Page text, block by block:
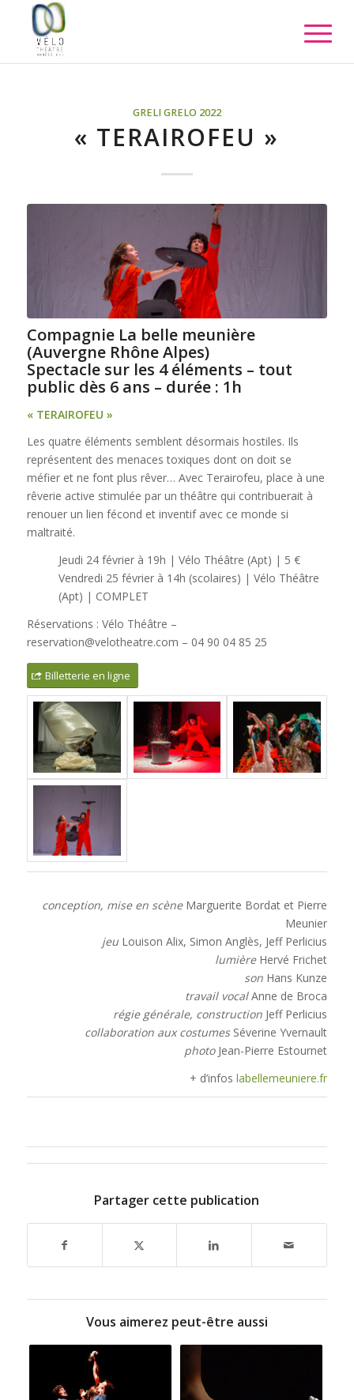
GRELI GRELO 2022
« TERAIROFEU »
Compagnie La belle meunière
(Auvergne Rhône Alpes)
Spectacle sur les 4 éléments – tout
public dès 6 ans – durée : 1h
« TERAIROFEU »
Les quatre éléments semblent désormais hostiles. Ils
représentent des menaces toxiques dont on doit se
méfier et ne font plus rêver… Avec Terairofeu, place à une
rêverie active stimulée par un théâtre qui contribuerait à
renouer un lien fécond et inventif avec ce monde si
maltraité.
Jeudi 24 février à 19h | Vélo Théâtre (Apt) | 5 €
Vendredi 25 février à 14h (scolaires) | Vélo Théâtre
(Apt) | COMPLET
Réservations : Vélo Théâtre –
reservation@velotheatre.com – 04 90 04 85 25
Billetterie en ligne
conception, mise en scèneMarguerite Bordat et Pierre
Meunier
jeu Louison Alix, Simon Anglès, Jeff Perlicius
lumièreHervé Frichet
son Hans Kunze
travail vocalAnne de Broca
régie générale, construction Jeff Perlicius
collaboration aux costumesSéverine Yvernault
photoJean-Pierre Estournet
+ d’infoslabellemeuniere.fr
Partager cette publication
Vous aimerez peut-être aussi